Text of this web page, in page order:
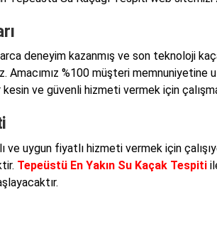
deneyim kazanmış ve son teknoloji
%100 müşteri memnuniyetine
ve güvenli hizmeti vermek için
ve uygun fiyatlı hizmeti vermek için
Tepeüstü En Yakın Su Kaçak Tespiti